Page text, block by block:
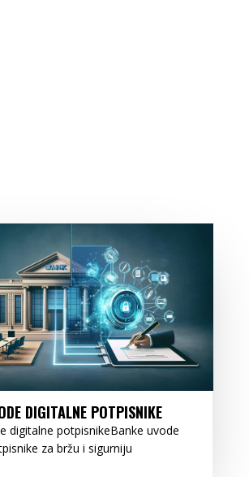
DIGITALNE POTPISNIKE
digitalne potpisnikeBanke uvode
za bržu i sigurniju